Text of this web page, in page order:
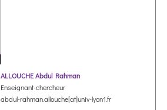
ALLOUCHE Abdul Rahman
Enseignant-chercheur
abdul-rahman.allouche[at]univ-lyon1.fr